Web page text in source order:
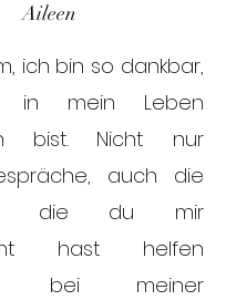
Aileen
ich bin so dankbar,
in mein Leben
bist. Nicht nur
auch die
die du mir
hast helfen
bei meiner